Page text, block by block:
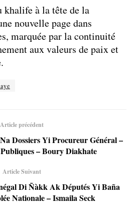
khalife à la tête de la
nouvelle page dans
marquée par la continuité
aux valeurs de paix et
Article précédent
Dossiers Yi Procureur Général –
– Boury Diakhate
Article Suivant
Di Ñàkk Ak Députés Yi Baña
Nationale – Ismaila Seck